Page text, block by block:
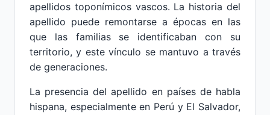
apellidos toponímicos vascos. La historia del
apellido puede remontarse a épocas en las
que las familias se identificaban con su
territorio, y este vínculo se mantuvo a través
de generaciones.
La presencia del apellido en países de habla
hispana, especialmente en Perú y El Salvador,